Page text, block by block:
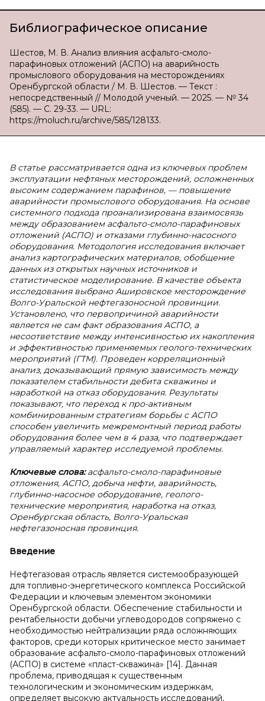
Библиографическое описание
Шестов, М. В. Анализ влияния асфальто-смоло-
парафиновых отложений (АСПО) на аварийность
промыслового оборудования на месторождениях
Оренбургской области / М. В. Шестов. — Текст :
непосредственный // Молодой ученый. — 2025. — № 34
(585). — С. 29-33. — URL:
https://moluch.ru/archive/585/128133.
В статье рассматривается одна из ключевых проблем
эксплуатации нефтяных месторождений, осложненных
высоким содержанием парафинов, — повышение
аварийности промыслового оборудования. На основе
системного подхода проанализирована взаимосвязь
между образованием асфальто-смоло-парафиновых
отложений (АСПО) и отказами глубинно-насосного
оборудования. Методология исследования включает
анализ картографических материалов, обобщение
данных из открытых научных источников и
статистическое моделирование. В качестве объекта
исследования выбрано Ашировское месторождение
Волго-Уральской нефтегазоносной провинции.
Установлено, что первопричиной аварийности
является не сам факт образования АСПО, а
несоответствие между интенсивностью их накопления
и эффективностью применяемых геолого-технических
мероприятий (ГТМ). Проведен корреляционный
анализ, доказывающий прямую зависимость между
показателем стабильности дебита скважины и
наработкой на отказ оборудования. Результаты
показывают, что переход к про-активным
комбинированным стратегиям борьбы с АСПО
способен увеличить межремонтный период работы
оборудования более чем в 4 раза, что подтверждает
управляемый характер исследуемой проблемы.
Ключевые слова:асфальто-смоло-парафиновые
отложения, АСПО, добыча нефти, аварийность,
глубинно-насосное оборудование, геолого-
технические мероприятия, наработка на отказ,
Оренбургская область, Волго-Уральская
нефтегазоносная провинция.
Введение
Нефтегазовая отрасль является системообразующей
для топливно-энергетического комплекса Российской
Федерации и ключевым элементом экономики
Оренбургской области. Обеспечение стабильности и
рентабельности добычи углеводородов сопряжено с
необходимостью нейтрализации ряда осложняющих
факторов, среди которых критическое место занимает
образование асфальто-смоло-парафиновых отложений
(АСПО) в системе «пласт-скважина» [14]. Данная
проблема, приводящая к существенным
технологическим и экономическим издержкам,
определяет высокую актуальность исследований,